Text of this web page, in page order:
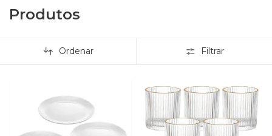
Produtos
Ordenar Filtrar